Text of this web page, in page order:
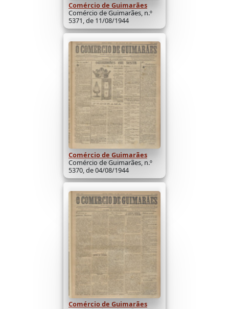
Comércio de Guimarães
Comércio de Guimarães, n.º
5371, de 11/08/1944
Comércio de Guimarães
Comércio de Guimarães, n.º
5370, de 04/08/1944
Comércio de Guimarães